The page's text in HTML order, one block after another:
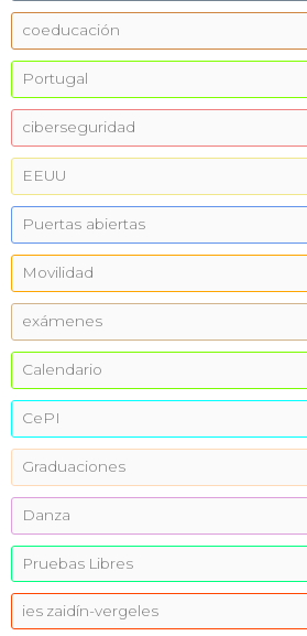
coeducación
Portugal
ciberseguridad
EEUU
Puertas abiertas
Movilidad
exámenes
Calendario
CePI
Graduaciones
Danza
Pruebas Libres
ies zaidín-vergeles